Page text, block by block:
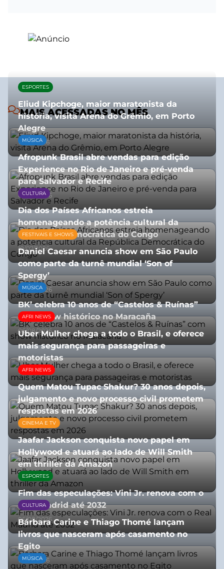
MAIS ACESSADAS NO MÊS
ESPORTES
Eliud Kipchoge, maior maratonista da
história, visita Arena do Grêmio, em Porto
Alegre
10/07/2026
MÚSICA
Afropunk Brasil abre vendas para edição
Experience no Rio de Janeiro e pré-venda
para Salvador e Recife
03/08/2026
CULTURA
Dia dos Países Africanos estreia
homenageando a potência cultural da
República Democrática do Congo
10/07/2026
FESTIVAIS E SHOWS
Daniel Caesar anuncia show em São Paulo
como parte da turnê mundial ‘Son of
Spergy’
05/08/2026
MÚSICA
BK’ celebra 10 anos de “Castelos & Ruínas”
com show histórico no Maracaña
06/08/2026
AFRI NEWS
Uber Mulher chega a todo o Brasil, e oferece
mais segurança para passageiras e
motoristas
10/07/2026
AFRI NEWS
Quem Matou Tupac Shakur? 30 anos depois,
julgamento e novo processo civil prometem
respostas em 2026
05/08/2026
CINEMA E TV
Jaafar Jackson conquista novo papel em
Hollywood e atuará ao lado de Will Smith
em thriller da Amazon
06/08/2026
ESPORTES
Fim das especulações: Vini Jr. renova com o
Real Madrid até 2032
06/08/2026
CULTURA
Bárbara Carine e Thiago Thomé lançam
livros que nasceram após casamento no
Egito
10/07/2026
MÚSICA